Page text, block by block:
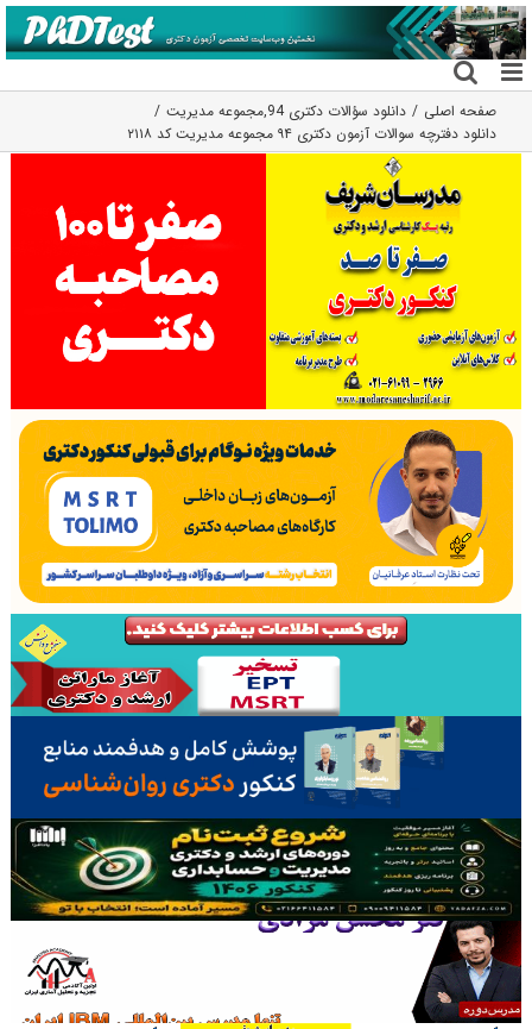
رفتن
به
محتوا
صفحه اصلی دانلود سؤالات دکتری 94 ,مجموعه مدیریت
دانلود دفترچه سوالات آزمون دکتری ۹۴ مجموعه مدیریت کد ۲۱۱۸